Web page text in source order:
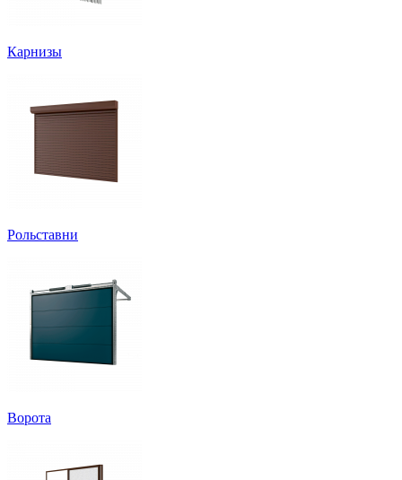
Карнизы
Рольставни
Ворота